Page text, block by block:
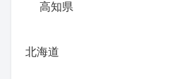
高知県
北海道